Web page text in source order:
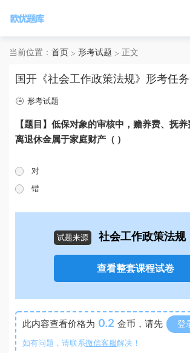
当前位置： 首页 形考试题 正文
国开《社会工作政策法规》形考任
形考试题
【题目】低保对象的审核中，赡养费、抚
离退休金属于家庭财产（ ）
对
错
试题来源 社会工作政策法规
查看整套课程试卷
此内容查看价格为 0.2 金币，请先 登
如有问题，请联系微信客服解决！